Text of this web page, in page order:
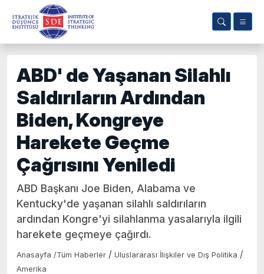
ABD' de Yaşanan Silahlı
Saldırıların Ardından
Biden, Kongreye
Harekete Geçme
Çağrısını Yeniledi
ABD Başkanı Joe Biden, Alabama ve
Kentucky'de yaşanan silahlı saldırıların
ardından Kongre'yi silahlanma yasalarıyla ilgili
harekete geçmeye çağırdı.
Anasayfa /Tüm Haberler / Uluslararası İlişkiler ve Dış Politika /
Amerika